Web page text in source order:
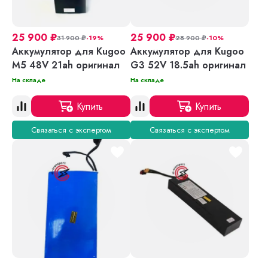
25 900 ₽31 900₽-19%
Аккумулятор для Kugoo
M5 48V 21ah оригинал
На складе
Купить
Связаться с экспертом
25 900 ₽28 900₽-10%
Аккумулятор для Kugoo
G3 52V 18.5ah оригинал
На складе
Купить
Связаться с экспертом